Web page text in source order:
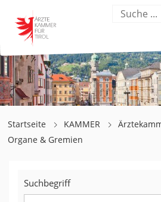
Startseite KAMMER
Organe & Gremien
Suchbegriff